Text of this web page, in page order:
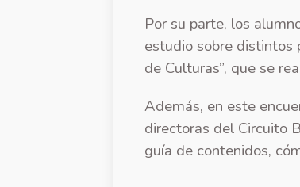
Por su parte, los
estudio sobre distintos
de Culturas”, que se
Además, en este
directoras del Circuito
guía de contenidos,